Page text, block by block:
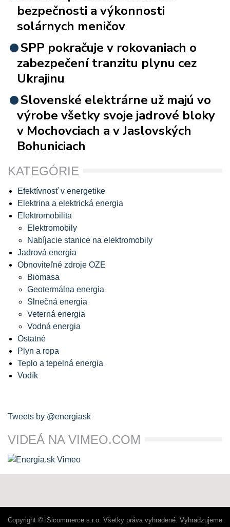
bezpečnosti a výkonnosti
solárnych meničov
SPP pokračuje v rokovaniach o
zabezpečení tranzitu plynu cez
Ukrajinu
Slovenské elektrárne už majú vo
výrobe všetky svoje jadrové bloky
v Mochovciach a v Jaslovských
Bohuniciach
KATEGÓRIE
Efektívnosť v energetike
Elektrina a elektrická energia
Elektromobilita
Elektromobily
Nabíjacie stanice na elektromobily
Jadrová energia
Obnoviteľné zdroje OZE
Biomasa
Geotermálna energia
Slnečná energia
Veterná energia
Vodná energia
Ostatné
Plyn a ropa
Teplo a tepelná energia
Vodík
Tweets by @energiask
VIDEÁ NA VIMEO.COM
Copyright © iSicommerce s.r.o. Všetky práva vyhradené. Vyhradzujeme